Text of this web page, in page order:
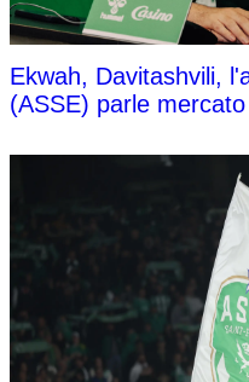
Ekwah, Davitashvili,
(ASSE) parle mercato